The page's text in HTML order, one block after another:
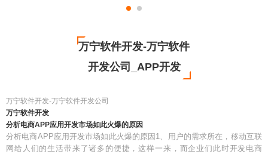
万宁软件开发-万宁软件
开发公司_APP开发
万宁软件开发-万宁软件开发公司
万宁软件开发
分析电商APP应用开发市场如此火爆的原因
分析电商APP应用开发市场如此火爆的原因1、用户的需求所在，移动互联
网给人们的生活带来了诸多的便捷，这样一来，而企业们此时开发电商